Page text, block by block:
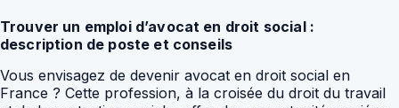
Trouver un emploi d’avocat en droit social :
description de poste et conseils
Vous envisagez de devenir avocat en droit social en
France ? Cette profession, à la croisée du droit du travail